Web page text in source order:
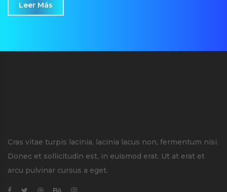
Leer Más
Cras vitae turpis lacinia, lacinia lacus non, fermentum nisi.
Donec et sollicitudin est, in euismod erat. Ut at erat et
arcu pulvinar cursus a eget.